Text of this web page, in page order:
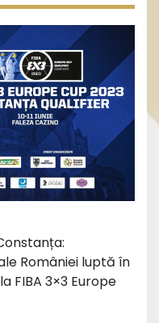
României luptă în
FIBA 3×3 Europe